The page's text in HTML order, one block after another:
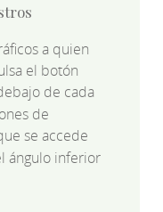
a quien
el botón
de cada
de
se accede
ángulo inferior